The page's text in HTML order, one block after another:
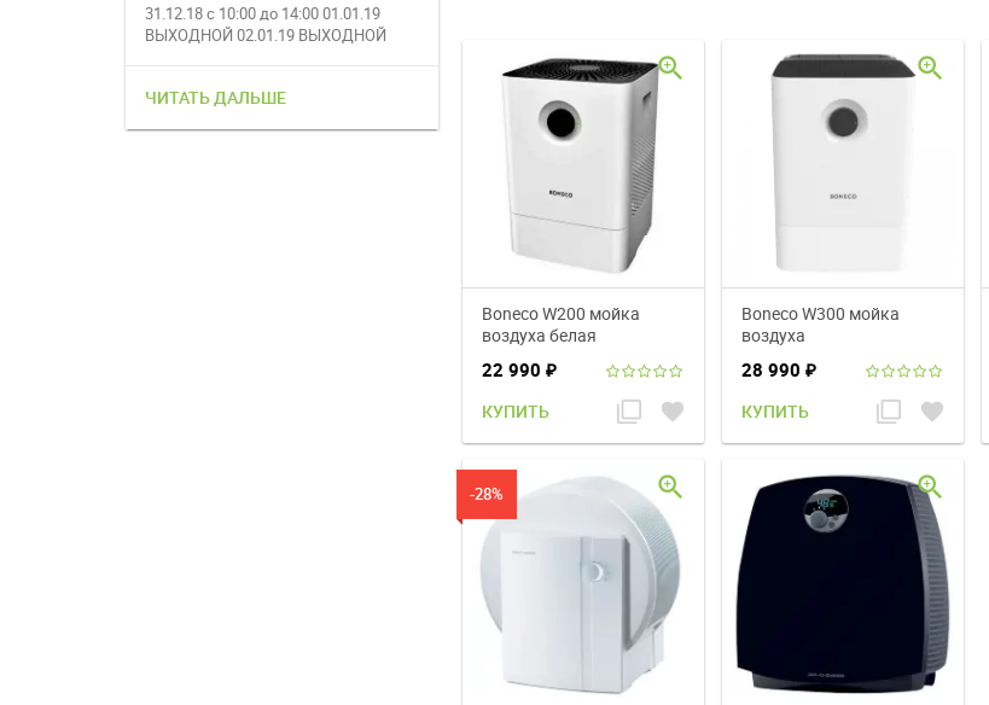
31.12.18 с 10:00 до 14:00 01.01.19
ВЫХОДНОЙ 02.01.19 ВЫХОДНОЙ
ЧИТАТЬ ДАЛЬШЕ ЧИТАТЬ ДАЛЬШЕ
нашем городе Красноярске ...
ЧИТАТЬ ДАЛЬШЕ
Boneco W200 мойка
воздуха белая
22 990 ₽
КУПИТЬ filter_none favorite
zoom_in
Boneco W300 мойка
воздуха
28 990 ₽
КУПИТЬ filter_none favorite
zoom_in
-28% zoom_in zoom_in